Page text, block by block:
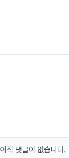
아직 댓글이 없습니다.